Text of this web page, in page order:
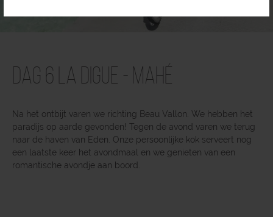
Dag 6 La Digue - Mahé
Na het ontbijt varen we richting Beau Vallon. We hebben het
paradijs op aarde gevonden! Tegen de avond varen we terug
naar de haven van Eden. Onze persoonlijke kok serveert nog
een laatste keer het avondmaal en we genieten van een
romantische avondje aan boord.